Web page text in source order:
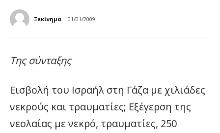
Ξεκίνημα 01/01/2009
Της σύνταξης
Εισβολή του Ισραήλ στη Γάζα με χιλιάδες
νεκρούς και τραυματίες; Εξέγερση της
νεολαίας με νεκρό, τραυματίες, 250